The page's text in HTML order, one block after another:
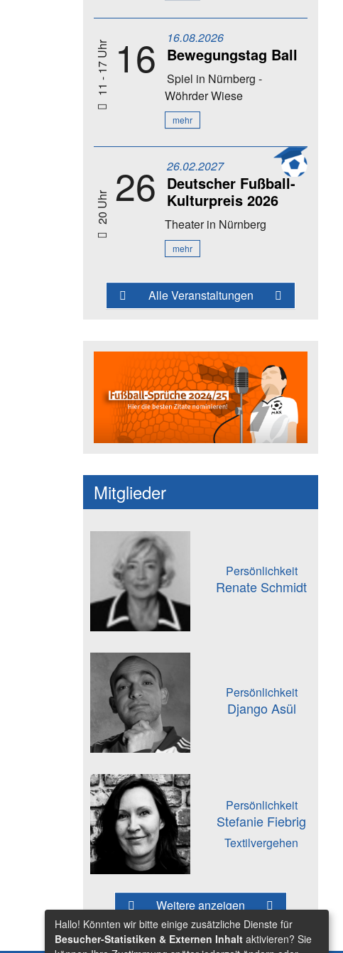
11 - 17 Uhr 16 16.08.2026
Bewegungstag Ball
Spiel in Nürnberg -
Wöhrder Wiese
mehr
20 Uhr 26 26.02.2027
Deutscher Fußball-
Kulturpreis 2026
Theaterin Nürnberg
mehr
Alle Veranstaltungen
Fußballspruch des Jahres:
Mitglieder
Persönlichkeit
Renate Schmidt
Persönlichkeit
Django Asül
Persönlichkeit
Stefanie Fiebrig
Textilvergehen
Weitere anzeigen
Hallo! Könnten wir bitte einige zusätzliche Dienste für
Besucher-Statistiken & Externen Inhalt aktivieren? Sie